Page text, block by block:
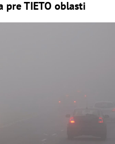
pre TIETO oblasti